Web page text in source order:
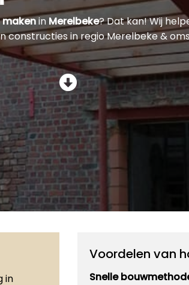
in Merelbeke? Dat kan! Wij
constructies in regio Merelbeke &
in
Voordelen van
Snelle